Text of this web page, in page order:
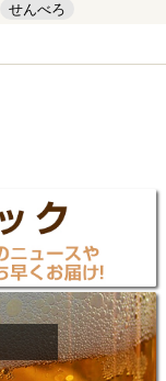
せんべろ